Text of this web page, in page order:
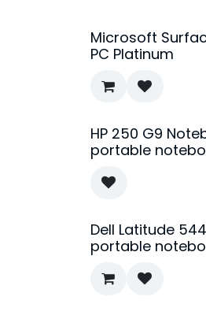
Microsoft
PC Platinum
HP 250 G9
portable
Dell Latitude
portable